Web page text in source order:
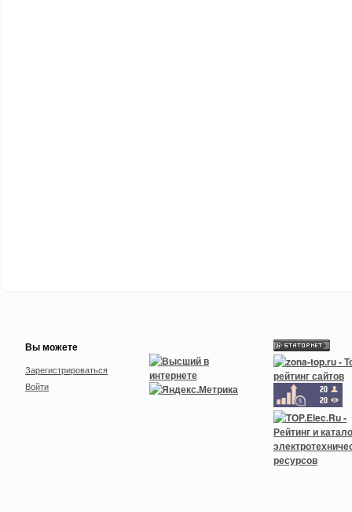
Вы можете
Зарегистрироваться
Войти